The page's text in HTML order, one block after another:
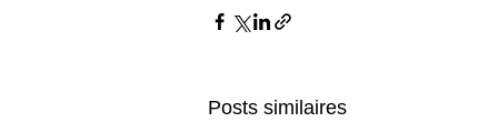
Posts similaires